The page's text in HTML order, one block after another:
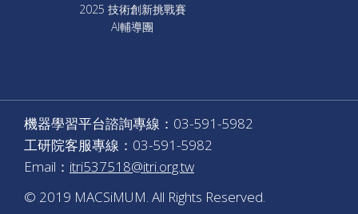
2025 技術創新挑戰賽
AI輔導團
機器學習平台諮詢專線：03-591-5982
工研院客服專線：03-591-5982
Email： itri537518@itri.org.tw
© 2019 MACSiMUM. All Rights Reserved.